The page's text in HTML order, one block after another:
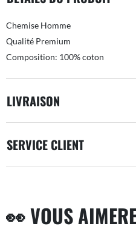
Chemise Homme
Qualité Premium
Composition: 100% coton
LIVRAISON
SERVICE CLIENT
👀 VOUS